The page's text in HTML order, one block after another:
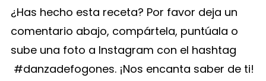
¿Has hecho esta receta? Por favor deja un
comentario abajo, compártela, puntúala o
sube una foto a Instagram con el hashtag
#danzadefogones. ¡Nos encanta saber de ti!